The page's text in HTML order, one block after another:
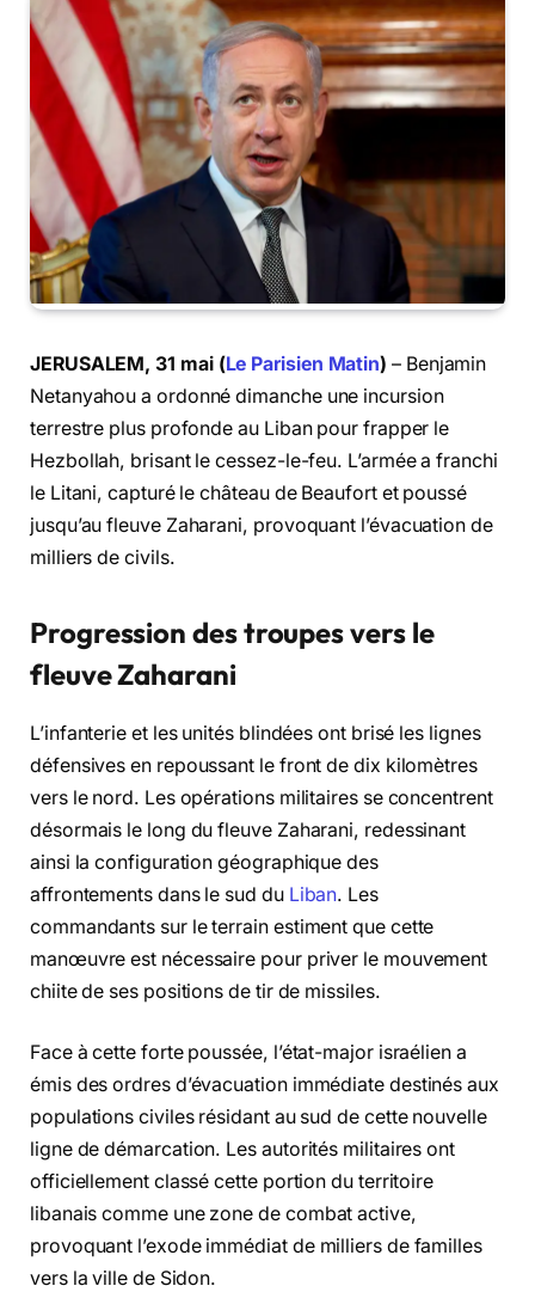
JERUSALEM, 31 mai (Le Parisien Matin) – Benjamin
Netanyahou a ordonné dimanche une incursion
terrestre plus profonde au Liban pour frapper le
Hezbollah, brisant le cessez-le-feu. L’armée a franchi
le Litani, capturé le château de Beaufort et poussé
jusqu’au fleuve Zaharani, provoquant l’évacuation de
milliers de civils.
Progression des troupes vers le
fleuve Zaharani
L’infanterie et les unités blindées ont brisé les lignes
défensives en repoussant le front de dix kilomètres
vers le nord. Les opérations militaires se concentrent
désormais le long du fleuve Zaharani, redessinant
ainsi la configuration géographique des
affrontements dans le sud du Liban. Les
commandants sur le terrain estiment que cette
manœuvre est nécessaire pour priver le mouvement
chiite de ses positions de tir de missiles.
Face à cette forte poussée, l’état-major israélien a
émis des ordres d’évacuation immédiate destinés aux
populations civiles résidant au sud de cette nouvelle
ligne de démarcation. Les autorités militaires ont
officiellement classé cette portion du territoire
libanais comme une zone de combat active,
provoquant l’exode immédiat de milliers de familles
vers la ville de Sidon.